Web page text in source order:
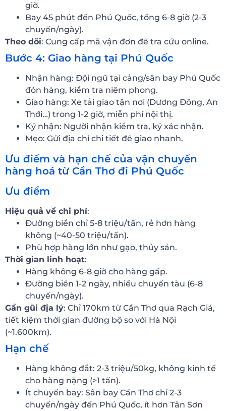
giờ.
Bay 45 phút đến Phú Quốc, tổng 6-8 giờ (2-3
chuyến/ngày).
Theo dõi: Cung cấp mã vận đơn để tra cứu online.
Bước 4: Giao hàng tại Phú Quốc
Nhận hàng: Đội ngũ tại cảng/sân bay Phú Quốc
đón hàng, kiểm tra niêm phong.
Giao hàng: Xe tải giao tận nơi (Dương Đông, An
Thới…) trong 1-2 giờ, miễn phí nội thị.
Ký nhận: Người nhận kiểm tra, ký xác nhận.
Mẹo: Gửi địa chỉ chi tiết để giao nhanh.
Ưu điểm và hạn chế của vận chuyển
hàng hoá từ Cần Thơ đi Phú Quốc
Ưu điểm
Hiệu quả về chi phí:
Đường biển chỉ 5-8 triệu/tấn, rẻ hơn hàng
không (~40-50 triệu/tấn).
Phù hợp hàng lớn như gạo, thủy sản.
Thời gian linh hoạt:
Hàng không 6-8 giờ cho hàng gấp.
Đường biển 1-2 ngày, nhiều chuyến tàu (6-8
chuyến/ngày).
Gần gũi địa lý: Chỉ 170km từ Cần Thơ qua Rạch Giá,
tiết kiệm thời gian đường bộ so với Hà Nội
(~1.600km).
Hạn chế
Hàng không đắt: 2-3 triệu/50kg, không kinh tế
cho hàng nặng (>1 tấn).
Ít chuyến bay: Sân bay Cần Thơ chỉ 2-3
chuyến/ngày đến Phú Quốc, ít hơn Tân Sơn